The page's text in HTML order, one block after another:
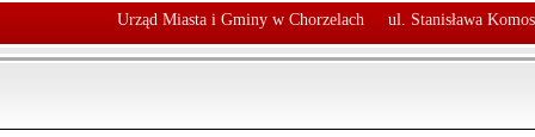
Urząd Miasta i Gminy w Chorzelach ul. Stanisława